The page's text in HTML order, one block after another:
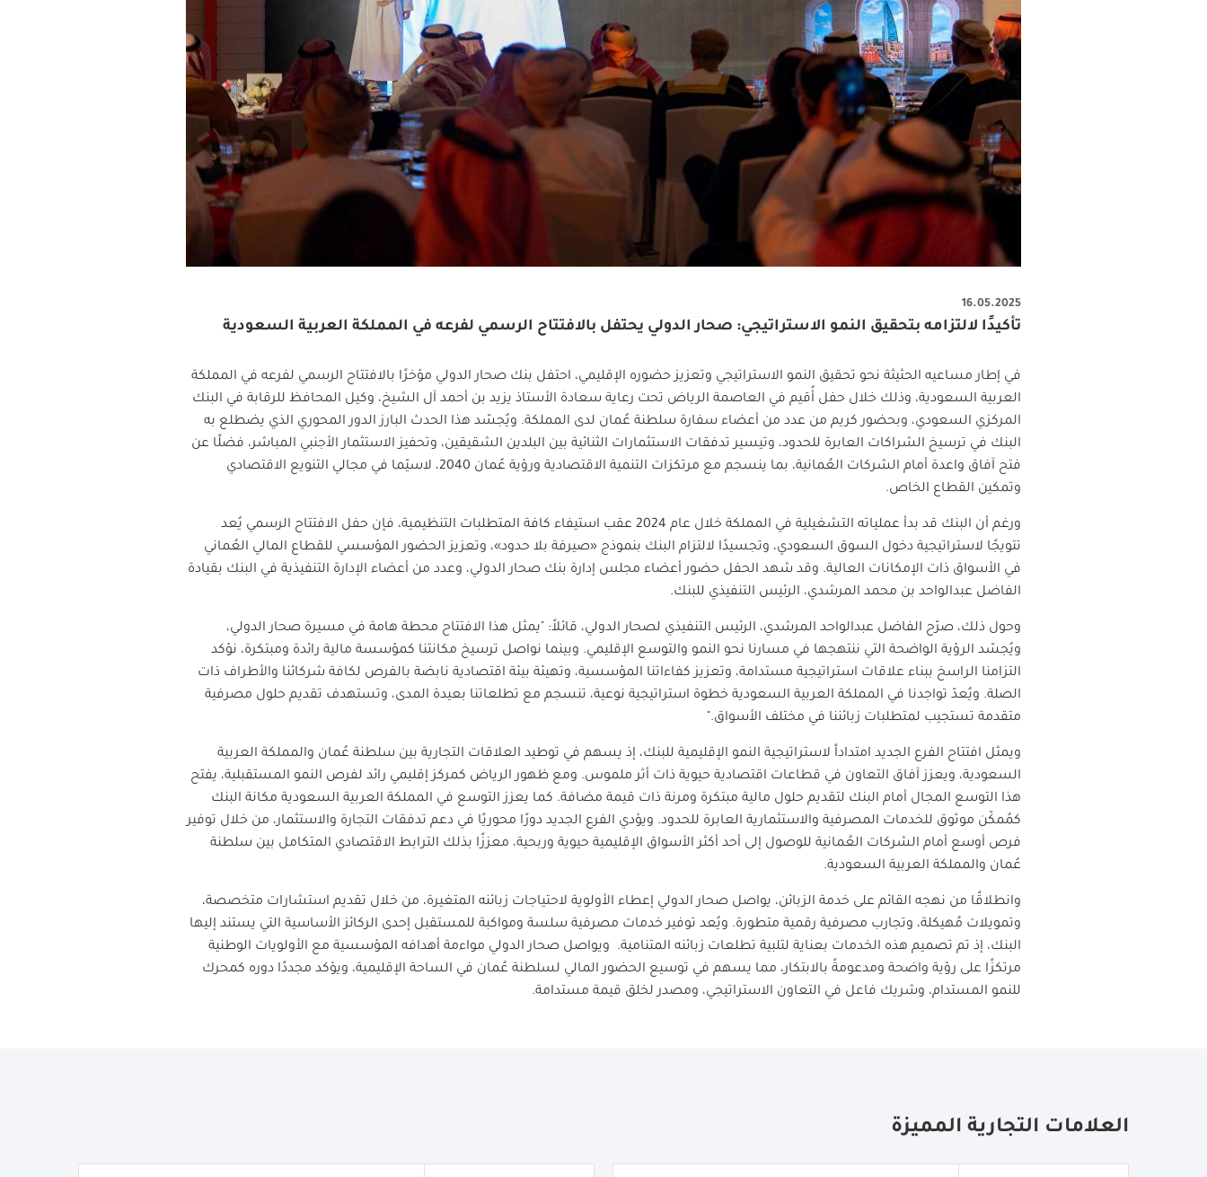
16.05.2025
تأكيدًا لالتزامه بتحقيق النمو الاستراتيجي: صحار الدولي يحتفل بالافتتاح الرسمي لفرعه في المملكة العربية السعودية
في إطار مساعيه الحثيثة نحو تحقيق النمو الاستراتيجي وتعزيز حضوره الإقليمي، احتفل بنك صحار الدولي مؤخرًا بالافتتاح الرسمي لفرعه في المملكة
العربية السعودية، وذلك خلال حفل أُقيم في العاصمة الرياض تحت رعاية سعادة الأستاذ يزيد بن أحمد آل الشيخ، وكيل المحافظ للرقابة في البنك
المركزي السعودي، وبحضور كريم من عدد من أعضاء سفارة سلطنة عُمان لدى المملكة. ويُجسّد هذا الحدث البارز الدور المحوري الذي يضطلع به
البنك في ترسيخ الشراكات العابرة للحدود، وتيسير تدفقات الاستثمارات الثنائية بين البلدين الشقيقين، وتحفيز الاستثمار الأجنبي المباشر، فضلًا عن
فتح آفاق واعدة أمام الشركات العُمانية، بما ينسجم مع مرتكزات التنمية الاقتصادية ورؤية عُمان 2040، لاسيّما في مجالي التنويع الاقتصادي
وتمكين القطاع الخاص.
ورغم أن البنك قد بدأ عملياته التشغيلية في المملكة خلال عام 2024 عقب استيفاء كافة المتطلبات التنظيمية، فإن حفل الافتتاح الرسمي يُعد
تتويجًا لاستراتيجية دخول السوق السعودي، وتجسيدًا لالتزام البنك بنموذج «صيرفة بلا حدود»، وتعزيز الحضور المؤسسي للقطاع المالي العُماني
في الأسواق ذات الإمكانات العالية. وقد شهد الحفل حضور أعضاء مجلس إدارة بنك صحار الدولي، وعدد من أعضاء الإدارة التنفيذية في البنك بقيادة
الفاضل عبدالواحد بن محمد المرشدي، الرئيس التنفيذي للبنك.
وحول ذلك، صرّح الفاضل عبدالواحد المرشدي، الرئيس التنفيذي لصحار الدولي، قائلاً: "يمثل هذا الافتتاح محطة هامة في مسيرة صحار الدولي،
ويُجسّد الرؤية الواضحة التي ننتهجها في مسارنا نحو النمو والتوسع الإقليمي. وبينما نواصل ترسيخ مكانتنا كمؤسسة مالية رائدة ومبتكرة، نؤكد
التزامنا الراسخ ببناء علاقات استراتيجية مستدامة، وتعزيز كفاءاتنا المؤسسية، وتهيئة بيئة اقتصادية نابضة بالفرص لكافة شركائنا والأطراف ذات
الصلة. ويُعدّ تواجدنا في المملكة العربية السعودية خطوة استراتيجية نوعية، تنسجم مع تطلعاتنا بعيدة المدى، وتستهدف تقديم حلول مصرفية
متقدمة تستجيب لمتطلبات زبائننا في مختلف الأسواق."
ويمثل افتتاح الفرع الجديد امتداداً لاستراتيجية النمو الإقليمية للبنك، إذ يسهم في توطيد العلاقات التجارية بين سلطنة عُمان والمملكة العربية
السعودية، ويعزز آفاق التعاون في قطاعات اقتصادية حيوية ذات أثر ملموس. ومع ظهور الرياض كمركز إقليمي رائد لفرص النمو المستقبلية، يفتح
هذا التوسع المجال أمام البنك لتقديم حلول مالية مبتكرة ومرنة ذات قيمة مضافة. كما يعزز التوسع في المملكة العربية السعودية مكانة البنك
كمُمكّن موثوق للخدمات المصرفية والاستثمارية العابرة للحدود. ويؤدي الفرع الجديد دورًا محوريًا في دعم تدفقات التجارة والاستثمار، من خلال توفير
فرص أوسع أمام الشركات العُمانية للوصول إلى أحد أكثر الأسواق الإقليمية حيوية وربحية، معززًا بذلك الترابط الاقتصادي المتكامل بين سلطنة
عُمان والمملكة العربية السعودية.
وانطلاقًا من نهجه القائم على خدمة الزبائن، يواصل صحار الدولي إعطاء الأولوية لاحتياجات زبائنه المتغيرة، من خلال تقديم استشارات متخصصة،
وتمويلات مُهيكلة، وتجارب مصرفية رقمية متطورة. ويُعد توفير خدمات مصرفية سلسة ومواكبة للمستقبل إحدى الركائز الأساسية التي يستند إليها
البنك، إذ تم تصميم هذه الخدمات بعناية لتلبية تطلعات زبائنه المتنامية. ويواصل صحار الدولي مواءمة أهدافه المؤسسية مع الأولويات الوطنية
مرتكزًا على رؤية واضحة ومدعومةً بالابتكار، مما يسهم في توسيع الحضور المالي لسلطنة عُمان في الساحة الإقليمية، ويؤكد مجددًا دوره كمحرك
للنمو المستدام، وشريك فاعل في التعاون الاستراتيجي، ومصدر لخلق قيمة مستدامة.
العلامات التجارية المميزة